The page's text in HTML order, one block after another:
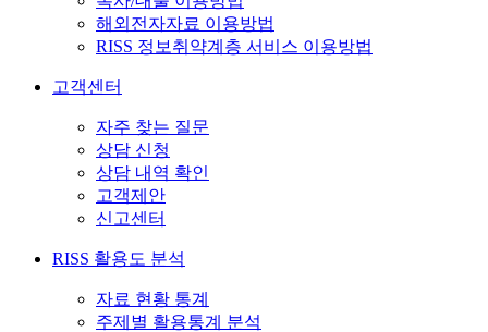
해외전자자료 이용방법
RISS 정보취약계층 서비스 이용방법
고객센터
자주 찾는 질문
상담 신청
상담 내역 확인
고객제안
신고센터
RISS 활용도 분석
자료 현황 통계
주제별 활용통계 분석